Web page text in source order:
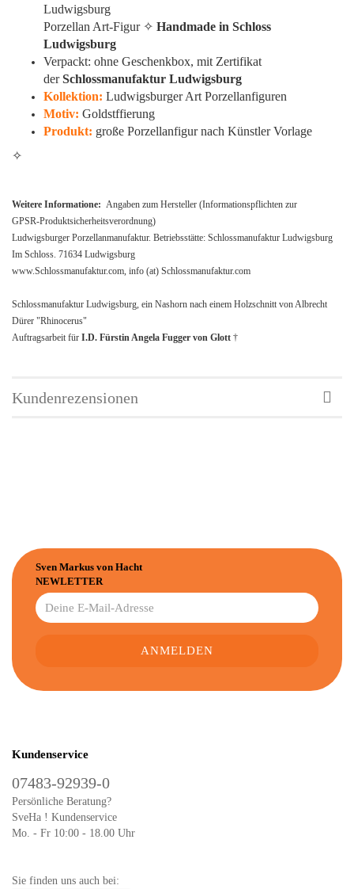
Ludwigsburg
Porzellan Art-Figur ✧ Handmade in Schloss
Ludwigsburg
Verpackt: ohne Geschenkbox, mit Zertifikat
derSchlossmanufaktur Ludwigsburg
Kollektion: Ludwigsburger Art Porzellanfiguren
Motiv: Goldstffierung
Produkt: große Porzellanfigur nach Künstler Vorlage
✧
Weitere Informatione: Angaben zum Hersteller (Informationspflichten zur
GPSR‑Produktsicherheitsverordnung)
Ludwigsburger Porzellanmanufaktur. Betriebsstätte: Schlossmanufaktur Ludwigsburg
Im Schloss. 71634 Ludwigsburg
www.Schlossmanufaktur.com, info (at) Schlossmanufaktur.com
Schlossmanufaktur Ludwigsburg, ein Nashorn nach einem Holzschnitt von Albrecht
Dürer "Rhinocerus"
Auftragsarbeit für I.D. Fürstin Angela Fugger von Glott †
Kundenrezensionen
Sven Markus von Hacht
NEWLETTER
Kundenservice
07483-92939-0
Persönliche Beratung?
SveHa ! Kundenservice
Mo. - Fr 10:00 - 18.00 Uhr
Sie finden uns auch bei: